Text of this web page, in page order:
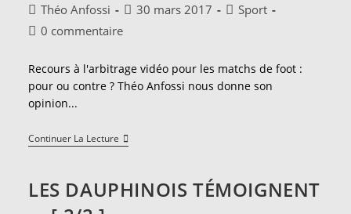
Auteur/autrice
de
Théo Anfossi
Publication
30 mars 2017
PostSport
Commentaires
la
publication :
0 commentaire
Recours à l'arbitrage vidéo pour les matchs de foot :
pour ou contre ? Théo Anfossi nous donne son
opinion...
Continuer La LectureLa
Bonne
LES DAUPHINOIS TÉMOIGNENT